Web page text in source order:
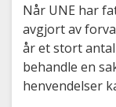
Når UNE har
avgjort av
år et stort
behandle en
henvendelser